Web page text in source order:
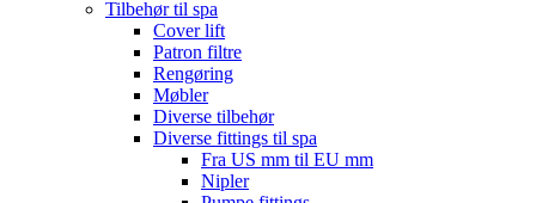
Tilbehør til spa
Cover lift
Patron filtre
Rengøring
Møbler
Diverse tilbehør
Diverse fittings til spa
Fra US mm til EU mm
Nipler